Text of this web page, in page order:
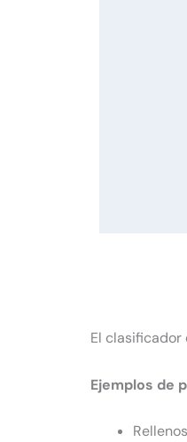
El clasificador
Ejemplos de